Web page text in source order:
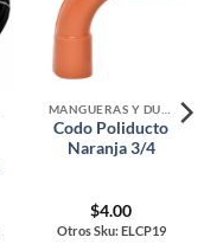
Codo Poliducto
Naranja 3/4
$4.00
Otros Sku: ELCP19